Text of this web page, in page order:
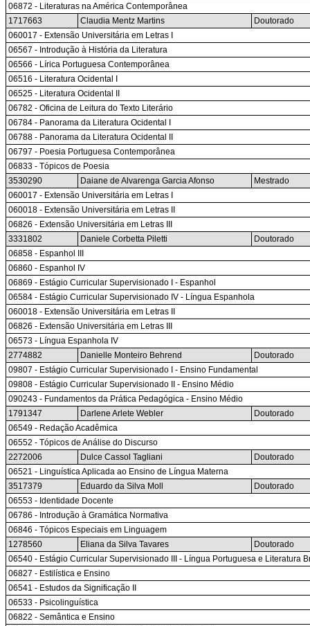
06872 - Literaturas na América Contemporânea
1717663
Claudia Mentz Martins
Doutorado
060017 - Extensão Universitária em Letras I
06567 - Introdução à História da Literatura
06566 - Lírica Portuguesa Contemporânea
06516 - Literatura Ocidental I
06525 - Literatura Ocidental II
06782 - Oficina de Leitura do Texto Literário
06784 - Panorama da Literatura Ocidental I
06788 - Panorama da Literatura Ocidental II
06797 - Poesia Portuguesa Contemporânea
06833 - Tópicos de Poesia
3530290
Daiane de Alvarenga Garcia Afonso
Mestrado
060017 - Extensão Universitária em Letras I
060018 - Extensão Universitária em Letras II
06826 - Extensão Universitária em Letras III
3331802
Daniele Corbetta Piletti
Doutorado
06858 - Espanhol III
06860 - Espanhol IV
06869 - Estágio Curricular Supervisionado I - Espanhol
06584 - Estágio Curricular Supervisionado IV - Língua Espanhola
060018 - Extensão Universitária em Letras II
06826 - Extensão Universitária em Letras III
06573 - Língua Espanhola IV
2774882
Danielle Monteiro Behrend
Doutorado
09807 - Estágio Curricular Supervisionado I - Ensino Fundamental
09808 - Estágio Curricular Supervisionado II - Ensino Médio
090243 - Fundamentos da Prática Pedagógica - Ensino Médio
1791347
Darlene Arlete Webler
Doutorado
06549 - Redação Acadêmica
06552 - Tópicos de Análise do Discurso
2272006
Dulce Cassol Tagliani
Doutorado
06521 - Linguística Aplicada ao Ensino de Língua Materna
3517379
Eduardo da Silva Moll
Doutorado
06553 - Identidade Docente
06786 - Introdução à Gramática Normativa
06846 - Tópicos Especiais em Linguagem
1278560
Eliana da Silva Tavares
Doutorado
06540 - Estágio Curricular Supervisionado III - Língua Portuguesa e Literatura
06827 - Estilística e Ensino
06541 - Estudos da Significação II
06533 - Psicolinguística
06822 - Semântica e Ensino